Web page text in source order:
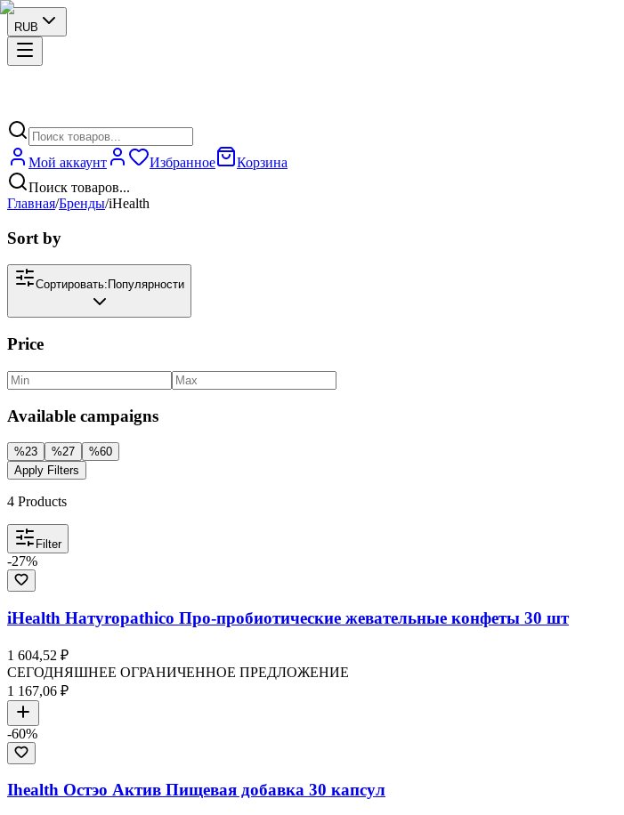
RUB
Мой аккаунт Избранное
Корзина
Поиск товаров...
Главная/Бренды/iHealth
Sort by
Сортировать: Популярности
Price
Available campaigns
%23 %27 %60
Apply Filters
4 Products
Filter
-27%
iHealth Натуropathico Про-пробиотические жевательные конфеты 30 шт
1 604,52 ₽
СЕГОДНЯШНЕЕ ОГРАНИЧЕННОЕ ПРЕДЛОЖЕНИЕ
1 167,06 ₽
-60%
Ihealth Остэо Актив Пищевая добавка 30 капсул